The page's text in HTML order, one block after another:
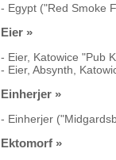
- Egypt ("Red Smoke
Eier »
- Eier, Katowice "Pub
- Eier, Absynth,
Einherjer »
- Einherjer
Ektomorf »